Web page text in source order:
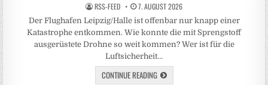
RSS-FEED 7. AUGUST 2026
Der Flughafen Leipzig/Halle ist offenbar nur knapp einer
Katastrophe entkommen. Wie konnte die mit Sprengstoff
ausgerüstete Drohne so weit kommen? Wer ist für die
Luftsicherheit…
CONTINUE READING